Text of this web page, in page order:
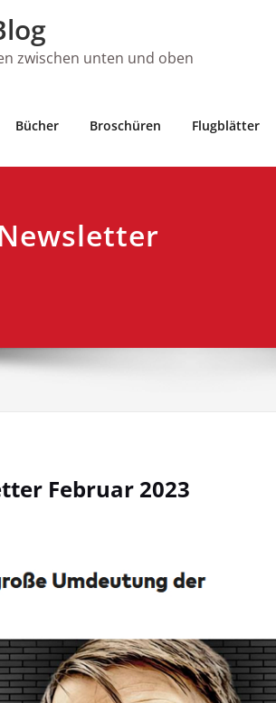
zwischen unten und oben
Bücher Broschüren Flugblätter
Februar 2023